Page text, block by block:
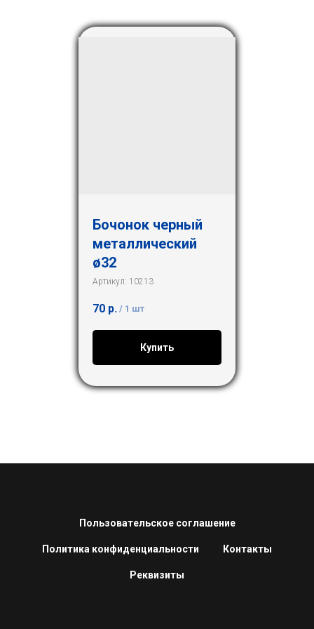
Бочонок черный
металлический
ø32
Артикул: 10213
70 р. / 1 шт
Купить
Пользовательское соглашение
Политика конфиденциальности Контакты
Реквизиты